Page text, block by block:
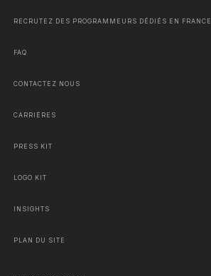
RECRUTEZ DES PROGRAMMEURS DÉDIÉS EN FRANCE
FAQ
CONTACTEZ NOUS
CARRIÈRES
PRESS KIT
LOGO KIT
INSIGHTS
PLAN DU SITE